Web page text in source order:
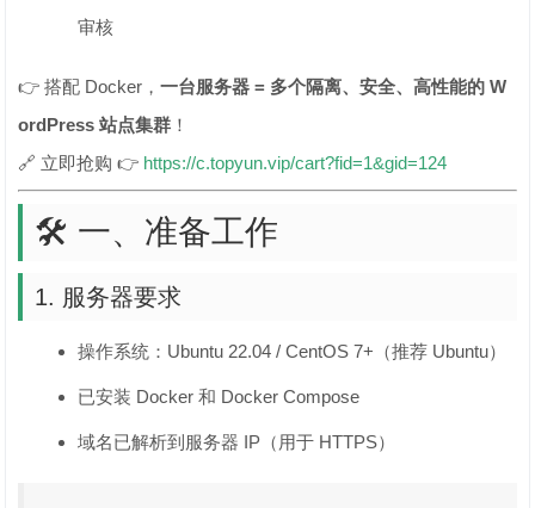
审核
👉 搭配 Docker，一台服务器 = 多个隔离、安全、高性能的 W
ordPress 站点集群 ！
🔗 立即抢购 👉 https://c.topyun.vip/cart?fid=1&gid=124
🛠️ 一、准备工作
1. 服务器要求
操作系统：Ubuntu 22.04 / CentOS 7+（推荐 Ubuntu）
已安装 Docker 和 Docker Compose
域名已解析到服务器 IP（用于 HTTPS）